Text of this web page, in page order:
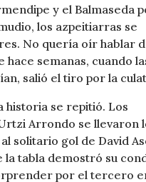
y el Balmaseda
los azpeitiarras se
No quería oír hablar
hace semanas, cuando
salió el tiro por la
historia se repitió. Los
Arrondo se llevaron
solitario gol de David
la tabla demostró su
por el tercero